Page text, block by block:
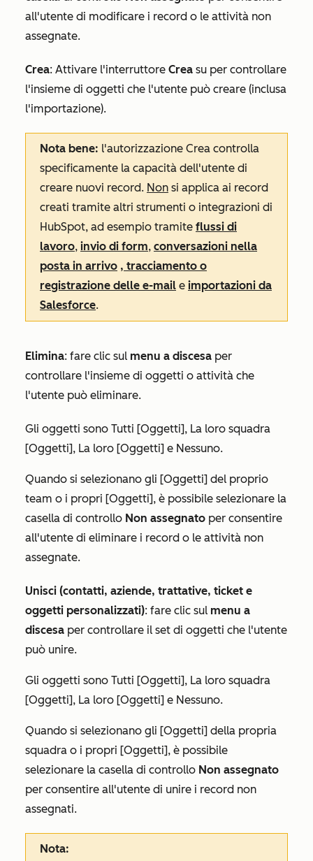
all'utente di modificare i record o le attività non
assegnate.
Crea: Attivare l'interruttore Crea su per controllare
l'insieme di oggetti che l'utente può creare (inclusa
l'importazione).
Nota bene: l'autorizzazione Crea controlla
specificamente la capacità dell'utente di
creare nuovi record. Non si applica ai record
creati tramite altri strumenti o integrazioni di
HubSpot, ad esempio tramite flussi di
lavoro, invio di form, conversazioni nella
posta in arrivo , tracciamento o
registrazione delle e-mail e importazioni da
Salesforce.
Elimina: fare clic sul menu a discesa per
controllare l'insieme di oggetti o attività che
l'utente può eliminare.
Gli oggetti sono Tutti [Oggetti], La loro squadra
[Oggetti], La loro [Oggetti] e Nessuno.
Quando si selezionano gli [Oggetti] del proprio
team o i propri [Oggetti], è possibile selezionare la
casella di controllo Non assegnato per consentire
all'utente di eliminare i record o le attività non
assegnate.
Unisci (contatti, aziende, trattative, ticket e
oggetti personalizzati): fare clic sul menu a
discesa per controllare il set di oggetti che l'utente
può unire.
Gli oggetti sono Tutti [Oggetti], La loro squadra
[Oggetti], La loro [Oggetti] e Nessuno.
Quando si selezionano gli [Oggetti] della propria
squadra o i propri [Oggetti], è possibile
selezionare la casella di controllo Non assegnato
per consentire all'utente di unire i record non
assegnati.
Nota: